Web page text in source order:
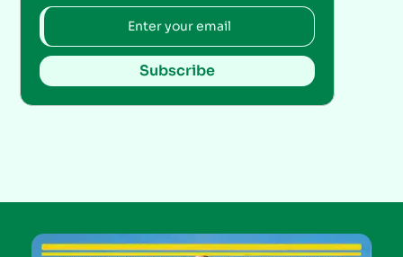
Subscribe